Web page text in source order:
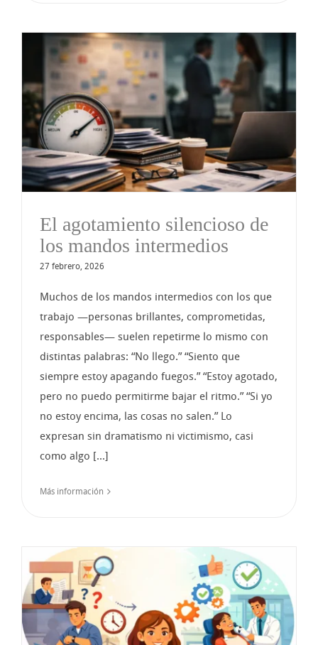
El agotamiento silencioso de
los mandos intermedios
27 febrero, 2026
Muchos de los mandos intermedios con los que
trabajo —personas brillantes, comprometidas,
responsables— suelen repetirme lo mismo con
distintas palabras: “No llego.” “Siento que
siempre estoy apagando fuegos.” “Estoy agotado,
pero no puedo permitirme bajar el ritmo.” “Si yo
no estoy encima, las cosas no salen.” Lo
expresan sin dramatismo ni victimismo, casi
como algo [...]
Más información